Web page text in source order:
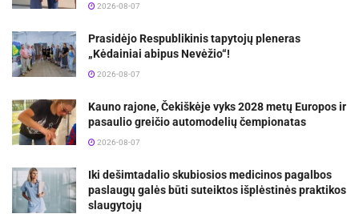
2026-08-07
Prasidėjo Respublikinis tapytojų pleneras
„Kėdainiai abipus Nevėžio“!
2026-08-07
Kauno rajone, Čekiškėje vyks 2028 metų Europos ir
pasaulio greičio automodelių čempionatas
2026-08-07
Iki dešimtadalio skubiosios medicinos pagalbos
paslaugų galės būti suteiktos išplėstinės praktikos
slaugytojų